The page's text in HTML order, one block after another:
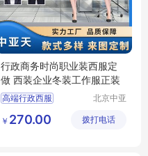
行政商务时尚职业装西服定
做 西装企业冬装工作服正装
高端行政西服
商务女士职业套装
北京中亚
限公司
￥ 270.00 拨打电话